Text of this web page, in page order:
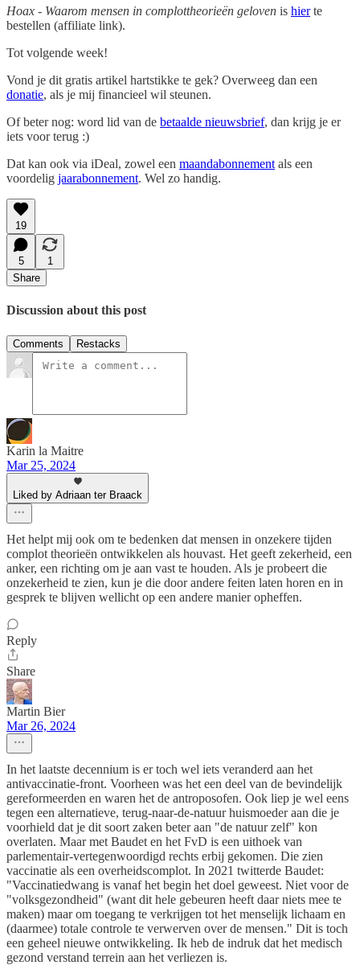
Hoax - Waarom mensen in complottheorieën geloven is hierte
bestellen (affiliate link).
Tot volgende week!
Vond je dit gratis artikel hartstikke te gek? Overweeg dan een
donatie, als je mij financieel wil steunen.
Of beter nog: word lid van de betaalde nieuwsbrief, dan krijg je er
iets voor terug :)
Dat kan ook via iDeal, zowel een maandabonnement als een
voordelig jaarabonnement. Wel zo handig.
19
5
1
Share
Discussion about this post
Comments Restacks
Karin la Maitre
Mar 25, 2024
Liked by Adriaan ter Braack
Het helpt mij ook om te bedenken dat mensen in onzekere tijden
complot theorieën ontwikkelen als houvast. Het geeft zekerheid, een
anker, een richting om je aan vast te houden. Als je probeert die
onzekerheid te zien, kun je die door andere feiten laten horen en in
gesprek te blijven wellicht op een andere manier opheffen.
Reply
Share
Martin Bier
Mar 26, 2024
In het laatste decennium is er toch wel iets veranderd aan het
antivaccinatie-front. Voorheen was het een deel van de bevindelijk
gereformeerden en waren het de antroposofen. Ook liep je wel eens
tegen een alternatieve, terug-naar-de-natuur huismoeder aan die je
voorhield dat je dit soort zaken beter aan "de natuur zelf" kon
overlaten. Maar met Baudet en het FvD is een uithoek van
parlementair-vertegenwoordigd rechts erbij gekomen. Die zien
vaccinatie als een overheidscomplot. In 2021 twitterde Baudet:
"Vaccinatiedwang is vanaf het begin het doel geweest. Niet voor de
"volksgezondheid" (want dit hele gebeuren heeft daar niets mee te
maken) maar om toegang te verkrijgen tot het menselijk lichaam en
(daarmee) totale controle te verwerven over de mensen." Dit is toch
een geheel nieuwe ontwikkeling. Ik heb de indruk dat het medisch
gezond verstand terrein aan het verliezen is.